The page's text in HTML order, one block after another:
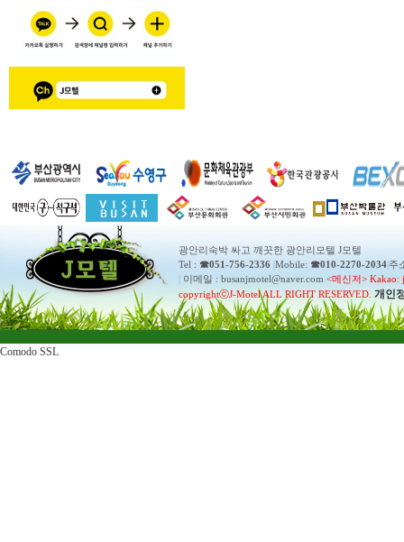
광안리숙박 싸고 깨끗한 광안리모텔 J모텔
Tel : ☎051-756-2336 |Mobile: ☎010-2270-2034|주
이메일 : busanjmotel@naver.com <메신저> Kakao:
copyrightⓒJ-Motel ALL RIGHT RESERVED. 개인
Comodo SSL